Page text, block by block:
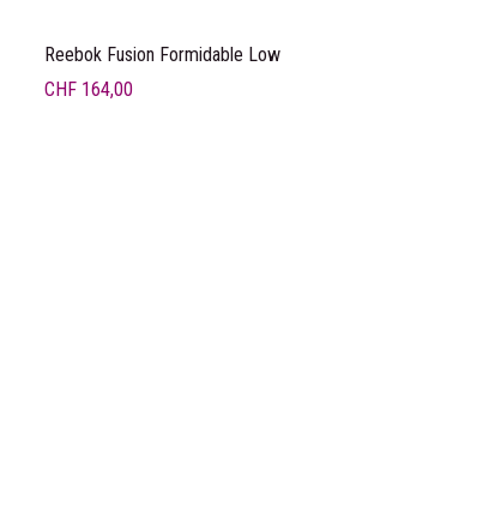
Reebok Fusion Formidable Low
CHF 164,00